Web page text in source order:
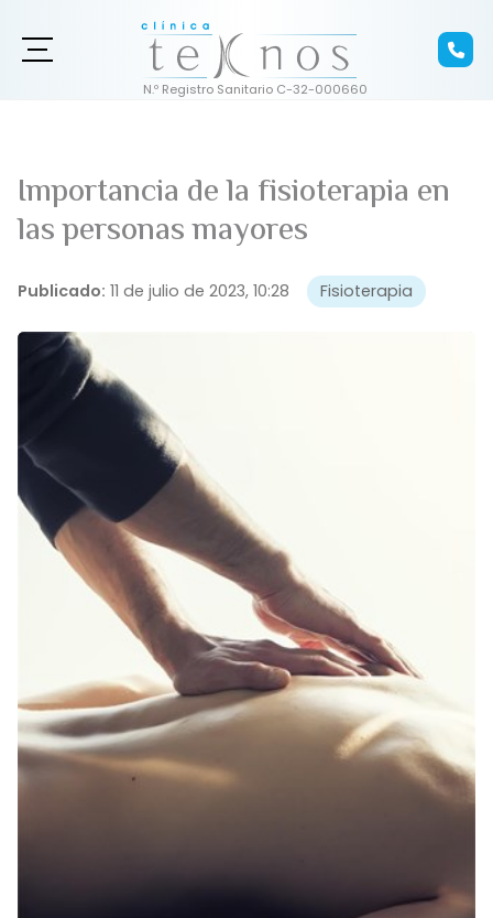
Importancia de la fisioterapia en
las personas mayores
Publicado: 11 de julio de 2023, 10:28 Fisioterapia